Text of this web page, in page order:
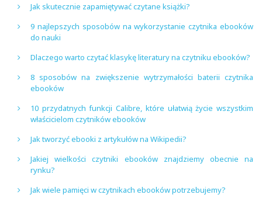
Jak skutecznie zapamiętywać czytane książki?
9 najlepszych sposobów na wykorzystanie czytnika ebooków
do nauki
Dlaczego warto czytać klasykę literatury na czytniku ebooków?
8 sposobów na zwiększenie wytrzymałości baterii czytnika
ebooków
10 przydatnych funkcji Calibre, które ułatwią życie wszystkim
właścicielom czytników ebooków
Jak tworzyć ebooki z artykułów na Wikipedii?
Jakiej wielkości czytniki ebooków znajdziemy obecnie na
rynku?
Jak wiele pamięci w czytnikach ebooków potrzebujemy?